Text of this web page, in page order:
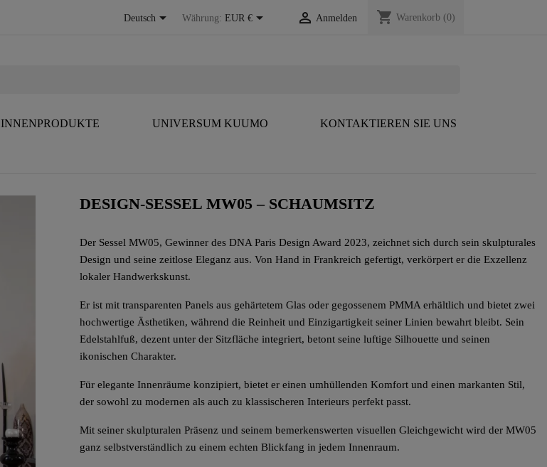
Deutsch Währung: EUR €  Anmelden shopping_cart Warenkorb (0)
INNENPRODUKTE UNIVERSUM KUUMO KONTAKTIEREN SIE UNS
DESIGN-SESSEL MW05 – SCHAUMSITZ
„Wenn
zu
Kunst
Der Sessel MW05, Gewinner des DNA Paris Design Award 2023, zeichnet sich durch sein skulpturales
Design und seine zeitlose Eleganz aus. Von Hand in Frankreich gefertigt, verkörpert er die Exzellenz
lokaler Handwerkskunst.
Er ist mit transparenten Panels aus gehärtetem Glas oder gegossenem PMMA erhältlich und bietet zwei
hochwertige Ästhetiken, während die Reinheit und Einzigartigkeit seiner Linien bewahrt bleibt. Sein
Edelstahlfuß, dezent unter der Sitzfläche integriert, betont seine luftige Silhouette und seinen
ikonischen Charakter.
Für elegante Innenräume konzipiert, bietet er einen umhüllenden Komfort und einen markanten Stil,
der sowohl zu modernen als auch zu klassischeren Interieurs perfekt passt.
Mit seiner skulpturalen Präsenz und seinem bemerkenswerten visuellen Gleichgewicht wird der MW05
ganz selbstverständlich zu einem echten Blickfang in jedem Innenraum.